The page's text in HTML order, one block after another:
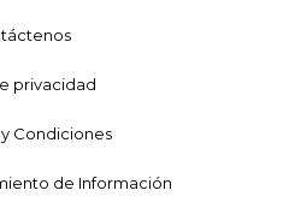
privacidad
Condiciones
de Información